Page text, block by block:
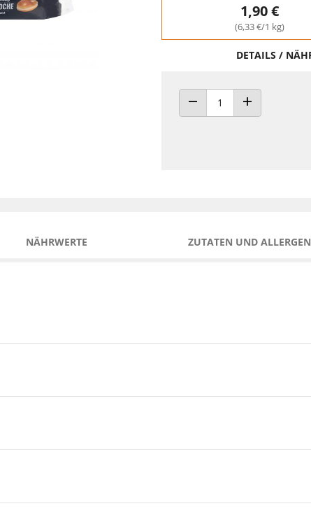
1,90 €
(6,33 €/1 kg)
DETAILS /
ANZAHL VERRINGERN
ANZAHL
NÄHRWERTE ZUTATEN UND